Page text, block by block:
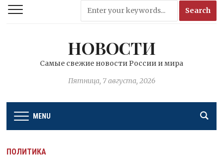
НОВОСТИ
Самые свежие новости России и мира
Пятница, 7 августа, 2026
MENU
ПОЛИТИКА